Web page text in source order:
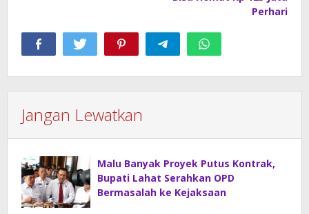
Perhari
Jangan Lewatkan
Malu Banyak Proyek Putus Kontrak,
Bupati Lahat Serahkan OPD
Bermasalah ke Kejaksaan